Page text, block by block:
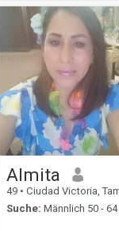
Almita
49 • Ciudad Victoria, Tamaulipas,
Suche: Männlich 50 - 64